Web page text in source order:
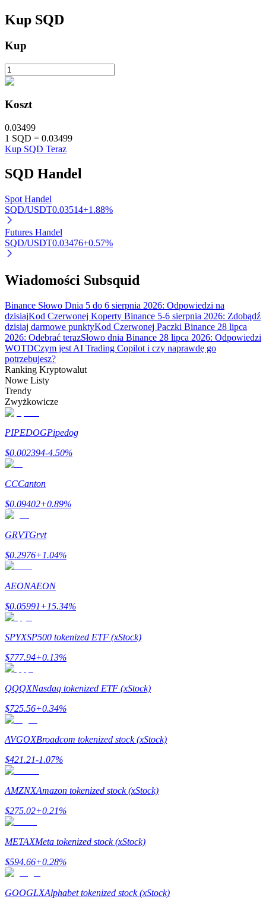
Zdobądź długoterminowy zysk i elastyczne zainteresowania
Naucz się stakingu
Dowiedz się, jak uzyskać dochód pasywny
Bitruści Partnerzy
Afiliaci Bitrue
Aż do 65% prowizji!
Polecaj
Zaproś przyjaciela, aby otrzymać nagrody pieniężne
BTC Welcome Rewards
BTC Welcome Rewards
Kup SQD
Kup
Koszt
0.03499
1 SQD = 0.03499
Kup SQD Teraz
SQD Handel
Spot Handel
SQD/USDT0.03514+1.88%
Futures Handel
SQD/USDT0.03476+0.57%
Wiadomości Subsquid
Binance Słowo Dnia 5 do 6 sierpnia 2026: Odpowiedzi na
dzisiajKod Czerwonej Koperty Binance 5-6 sierpnia 2026: Zdobądź
dzisiaj darmowe punktyKod Czerwonej Paczki Binance 28 lipca
2026: Odebrać terazSłowo dnia Binance 28 lipca 2026: Odpowiedzi
WOTDCzym jest AI Trading Copilot i czy naprawdę go
potrzebujesz?
Ranking Kryptowalut
Nowe Listy
Trendy
Zwyżkowicze
PIPEDOGPipedog
$0.002394-4.50%
CCCanton
$0.09402+0.89%
GRVTGrvt
$0.2976+1.04%
AEONAEON
$0.05991+15.34%
SPYXSP500 tokenized ETF (xStock)
$777.94+0.13%
QQQXNasdaq tokenized ETF (xStock)
$725.56+0.34%
AVGOXBroadcom tokenized stock (xStock)
$421.21-1.07%
AMZNXAmazon tokenized stock (xStock)
$275.02+0.21%
METAXMeta tokenized stock (xStock)
$594.66+0.28%
GOOGLXAlphabet tokenized stock (xStock)